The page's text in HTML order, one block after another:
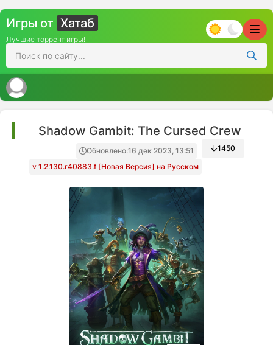
Игры от Хатаб
Лучшие торрент игры!
Shadow Gambit: The Cursed Crew
Обновлено:16 дек 2023, 13:51
v 1.2.130.r40883.f [Новая Версия] на Русском
1450